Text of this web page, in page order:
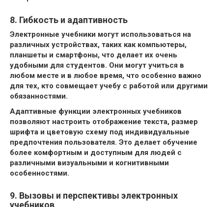
8. Гибкость и адаптивность
Электронные учебники могут использоваться на
различных устройствах, таких как компьютеры,
планшеты и смартфоны, что делает их очень
удобными для студентов. Они могут учиться в
любом месте и в любое время, что особенно важно
для тех, кто совмещает учебу с работой или другими
обязанностями.
Адаптивные функции электронных учебников
позволяют настроить отображение текста, размер
шрифта и цветовую схему под индивидуальные
предпочтения пользователя. Это делает обучение
более комфортным и доступным для людей с
различными визуальными и когнитивными
особенностями.
9. Вызовы и перспективы электронных
учебников